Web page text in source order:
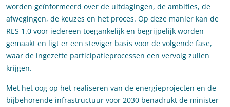
worden geïnformeerd over de uitdagingen, de ambities, de
afwegingen, de keuzes en het proces. Op deze manier kan de
RES 1.0 voor iedereen toegankelijk en begrijpelijk worden
gemaakt en ligt er een steviger basis voor de volgende fase,
waar de ingezette participatieprocessen een vervolg zullen
krijgen.
Met het oog op het realiseren van de energieprojecten en de
bijbehorende infrastructuur voor 2030 benadrukt de minister